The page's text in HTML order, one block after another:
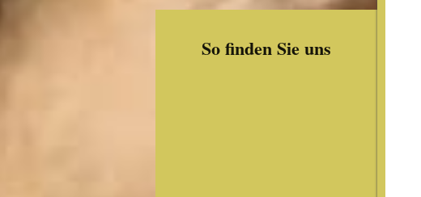
So finden Sie uns